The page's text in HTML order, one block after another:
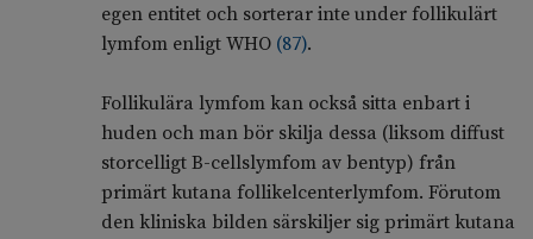
egen entitet och sorterar inte under follikulärt
lymfom enligt WHO (87).
Follikulära lymfom kan också sitta enbart i
huden och man bör skilja dessa (liksom diffust
storcelligt B-cellslymfom av bentyp) från
primärt kutana follikelcenterlymfom. Förutom
den kliniska bilden särskiljer sig primärt kutana